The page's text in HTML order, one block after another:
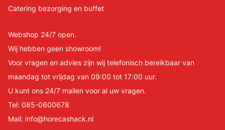
Catering bezorging en buffet
Webshop 24/7 open.
Wij hebben geen showroom!
Voor vragen en advies zijn wij telefonisch bereikbaar van
maandag tot vrijdag van 09:00 tot 17:00 uur.
U kunt ons 24/7 mailen voor al uw vragen.
Tel: 085-0600678
Mail: info@horecashack.nl